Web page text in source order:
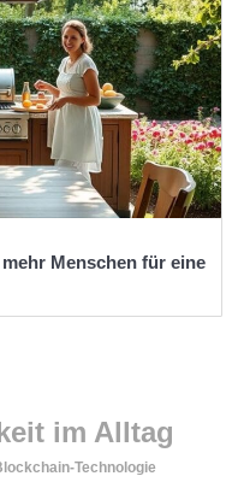
Menschen für eine
im Alltag
Technologie